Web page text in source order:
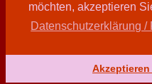
möchten, akzeptieren
Datenschutzerklärung /